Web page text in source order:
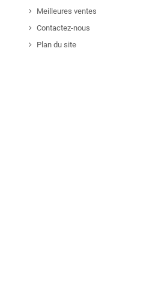
Meilleures ventes
Contactez-nous
Plan du site